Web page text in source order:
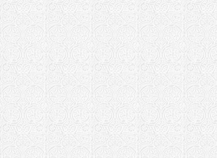
епархия)
Храм иконы
Храм иконы
"Всецарица"